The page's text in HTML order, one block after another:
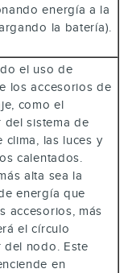
energía a la
la batería).
el uso de
los accesorios de
como el
del sistema de
clima, las luces y
calentados.
alta sea la
energía que
accesorios, más
el círculo
del nodo. Este
en